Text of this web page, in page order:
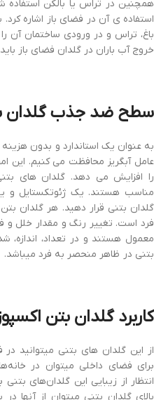
همچنین در تراس یا بالکن استفاده
استفاده ی آن در فضای باز اشاره
باغ، تراس و در ورودی ساختمان آن
خروج آب باران در گلدان فضای باز
سطح ضد جذب گلدان
به عنوان یک استاندارد و بدون هزینه
عامل آبگریز محافظت می کنیم. این
را افزایش می دهد. گلدان های
مناسب هستند. یک ژئوتکستایل
گلدان بتنی قرار دهید. هر گلدان
فرد است. تغییر رنگ و مقدار خلل و
معمول هستند و در تعداد، اندازه،
بتنی در ظاهر منحصر به فرد میباشد.
کاربرد گلدان بتن
از این گلدان های بتنی میتوانید
برای فضای داخلی میتوان در خانه‌ها،
انتظار از زیبایی این گلدان‌های
بالای گلدان بتنی میتوان از آنها